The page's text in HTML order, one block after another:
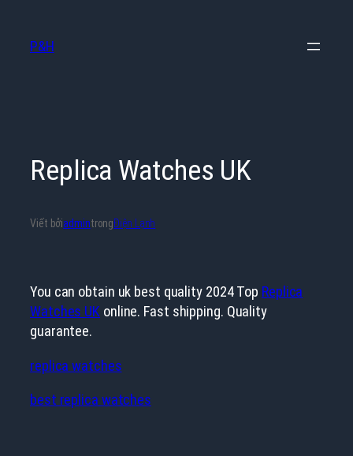
phần
P&H
Replica Watches UK
Viết bởiadmintrongĐiện Lạnh
You can obtain uk best quality 2024 Top Replica
Watches UK online. Fast shipping. Quality
guarantee.
replica watches
best replica watches